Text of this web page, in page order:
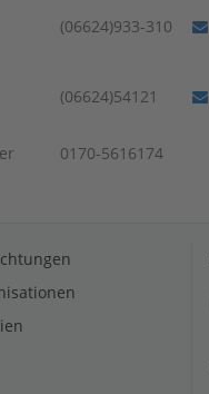
(06624)933-310
(06624)54121
0170-5616174